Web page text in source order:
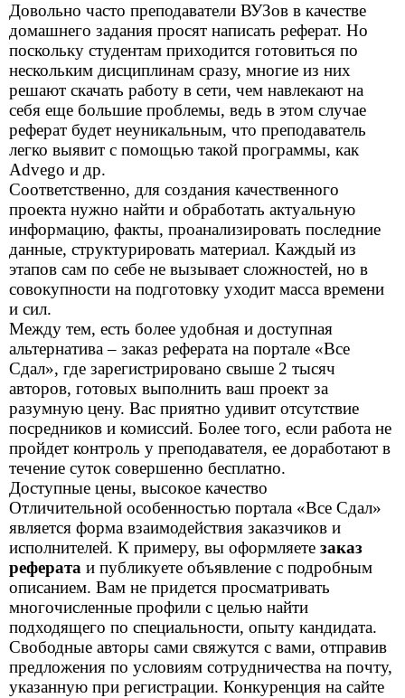
Довольно часто преподаватели ВУЗов в качестве
домашнего задания просят написать реферат. Но
поскольку студентам приходится готовиться по
нескольким дисциплинам сразу, многие из них
решают скачать работу в сети, чем навлекают на
себя еще большие проблемы, ведь в этом случае
реферат будет неуникальным, что преподаватель
легко выявит с помощью такой программы, как
Advego и др.
Соответственно, для создания качественного
проекта нужно найти и обработать актуальную
информацию, факты, проанализировать последние
данные, структурировать материал. Каждый из
этапов сам по себе не вызывает сложностей, но в
совокупности на подготовку уходит масса времени
и сил.
Между тем, есть более удобная и доступная
альтернатива – заказ реферата на портале «Все
Сдал», где зарегистрировано свыше 2 тысяч
авторов, готовых выполнить ваш проект за
разумную цену. Вас приятно удивит отсутствие
посредников и комиссий. Более того, если работа не
пройдет контроль у преподавателя, ее доработают в
течение суток совершенно бесплатно.
Доступные цены, высокое качество
Отличительной особенностью портала «Все Сдал»
является форма взаимодействия заказчиков и
исполнителей. К примеру, вы оформляете заказ
реферата и публикуете объявление с подробным
описанием. Вам не придется просматривать
многочисленные профили с целью найти
подходящего по специальности, опыту кандидата.
Свободные авторы сами свяжутся с вами, отправив
предложения по условиям сотрудничества на почту,
указанную при регистрации. Конкуренция на сайте